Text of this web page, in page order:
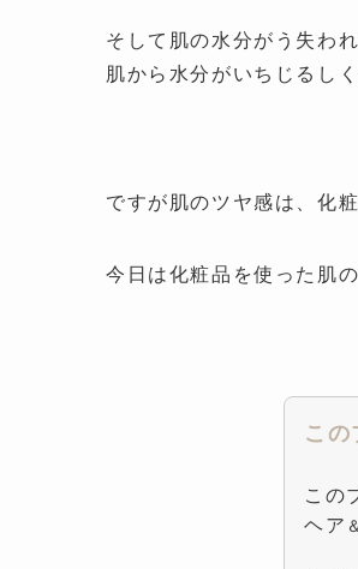
そして肌の水分がう失わ
肌から水分がいちじるし
ですが肌のツヤ感は、化
今日は化粧品を使った肌
この
この
ヘア ＆